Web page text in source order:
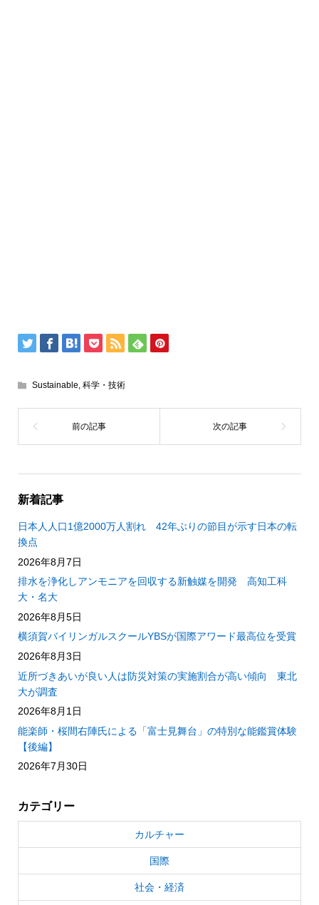
Sustainable, 科学・技術
新着記事
日本人人口1億2000万人割れ 42年ぶりの節目が示す日本の転
換点
2026年8月7日
排水を浄化しアンモニアを回収する新触媒を開発 高知工科
大・名大
2026年8月5日
横須賀バイリンガルスクールYBSが国際アワード最高位を受賞
2026年8月3日
近所づきあいが良い人は防災対策の実施割合が高い傾向 東北
大が調査
2026年8月1日
能楽師・桜間右陣氏による「富士見舞台」の特別な能鑑賞体験
【後編】
2026年7月30日
カテゴリー
カルチャー
国際
社会・経済